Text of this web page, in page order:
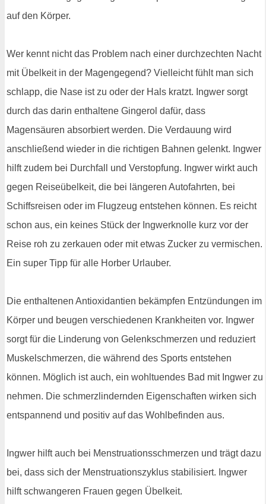
auf den Körper.
Wer kennt nicht das Problem nach einer durchzechten Nacht
mit Übelkeit in der Magengegend? Vielleicht fühlt man sich
schlapp, die Nase ist zu oder der Hals kratzt. Ingwer sorgt
durch das darin enthaltene Gingerol dafür, dass
Magensäuren absorbiert werden. Die Verdauung wird
anschließend wieder in die richtigen Bahnen gelenkt. Ingwer
hilft zudem bei Durchfall und Verstopfung. Ingwer wirkt auch
gegen Reiseübelkeit, die bei längeren Autofahrten, bei
Schiffsreisen oder im Flugzeug entstehen können. Es reicht
schon aus, ein keines Stück der Ingwerknolle kurz vor der
Reise roh zu zerkauen oder mit etwas Zucker zu vermischen.
Ein super Tipp für alle Horber Urlauber.
Die enthaltenen Antioxidantien bekämpfen Entzündungen im
Körper und beugen verschiedenen Krankheiten vor. Ingwer
sorgt für die Linderung von Gelenkschmerzen und reduziert
Muskelschmerzen, die während des Sports entstehen
können. Möglich ist auch, ein wohltuendes Bad mit Ingwer zu
nehmen. Die schmerzlindernden Eigenschaften wirken sich
entspannend und positiv auf das Wohlbefinden aus.
Ingwer hilft auch bei Menstruationsschmerzen und trägt dazu
bei, dass sich der Menstruationszyklus stabilisiert. Ingwer
hilft schwangeren Frauen gegen Übelkeit.